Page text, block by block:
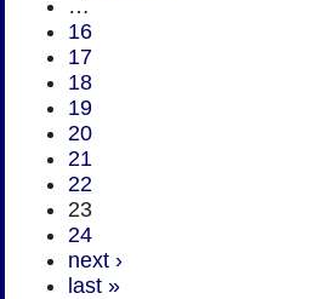
…
16
17
18
19
20
21
22
23
24
next ›
last »